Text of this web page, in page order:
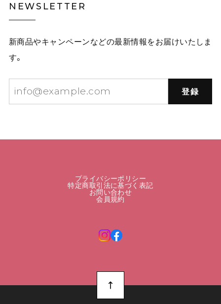
NEWSLETTER
新商品やキャンペーンなどの最新情報をお届けいたしま
す。
登録
プライバシーポリシー
特定商取引法に基づく表記
お問い合わせ
会員規約